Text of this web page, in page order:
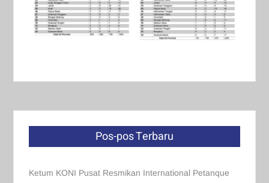
Pos-pos Terbaru
Ketum KONI Pusat Resmikan International Petanque